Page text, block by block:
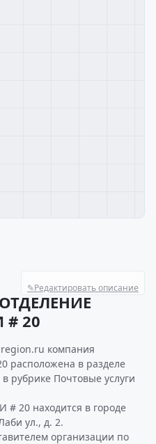
✎Редактировать описание
20
компания
расположена в разделе
рубрике Почтовые услуги
20 находится в городе
ул., д. 2.
организации по